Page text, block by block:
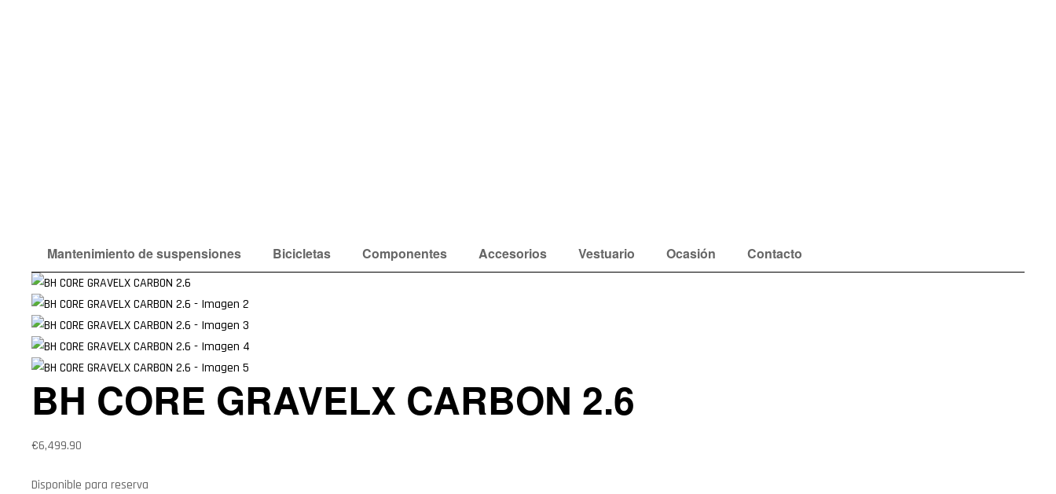
Mantenimiento de suspensiones Bicicletas Componentes Accesorios Vestuario Ocasión Contacto
BH CORE GRAVELX CARBON 2.6
€6,499.90
Disponible para reserva